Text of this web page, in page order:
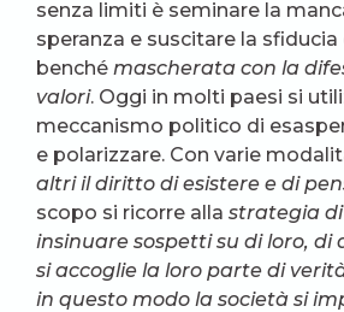
senza limiti è seminare la
speranza e suscitare la
benché mascherata con la
valori. Oggi in molti paesi si
meccanismo politico di
e polarizzare. Con varie
altri il diritto di esistere e di
scopo si ricorre alla strategia
insinuare sospetti su di loro, di
si accoglie la loro parte di
in questo modo la società si